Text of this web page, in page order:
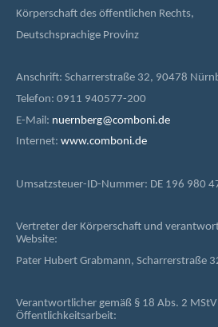
Körperschaft des öffentlichen Rechts,
Deutschsprachige Provinz
Anschrift: Scharrerstraße 32, 90478
Telefon: 0911 940577-200
E-Mail: nuernberg@comboni.de
Internet: www.comboni.de
Umsatzsteuer-ID-Nummer: DE 196 980
Vertreter der Körperschaft und
Website:
Pater Hubert Grabmann, Scharrerstraße
Verantwortlicher gemäß § 18 Abs. 2
Öffentlichkeitsarbeit: